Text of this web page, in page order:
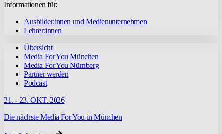
Informationen für:
Ausbilder:innen und Medienunternehmen
Lehrer:innen
Übersicht
Media For You München
Media For You Nürnberg
Partner werden
Podcast
21. - 23. OKT. 2026
Die nächste Media For You in München